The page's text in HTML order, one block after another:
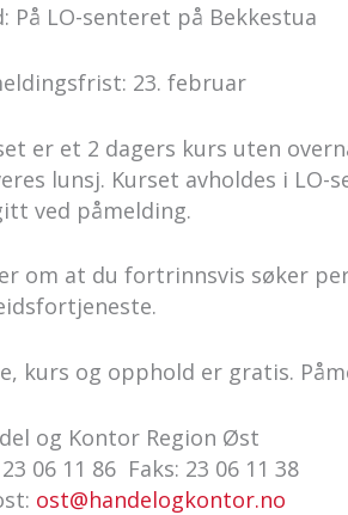
På LO-senteret på Bekkestua
23. februar
er et 2 dagers kurs uten
lunsj. Kurset avholdes i
ved påmelding.
om at du fortrinnsvis søker
kurs og opphold er gratis.
og Kontor Region Øst
06 11 86 Faks: 23 06 11 38
ost@handelogkontor.no